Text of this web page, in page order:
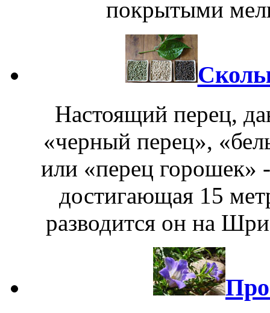
покрытыми
Настоящий перец,
«черный перец»,
или «перец горошек»
достигающая 15
разводится он на